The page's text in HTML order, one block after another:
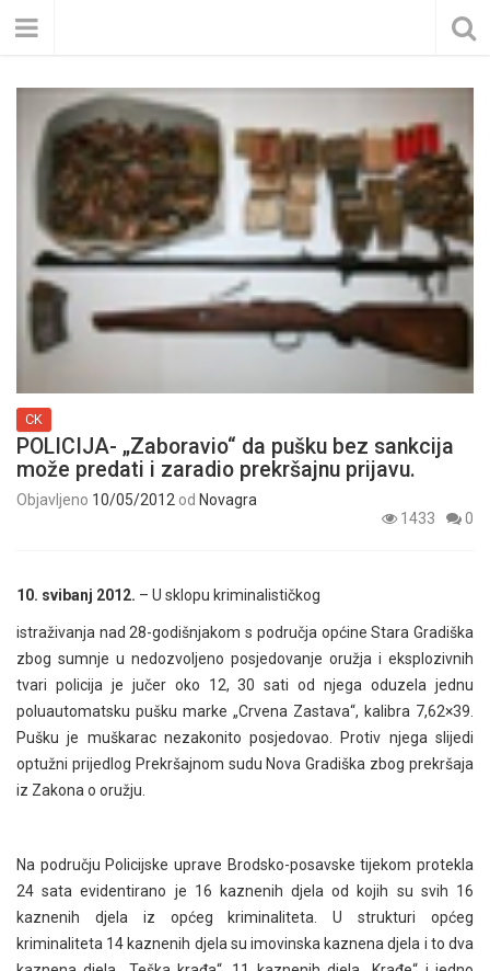
CK
POLICIJA- „Zaboravio“ da pušku bez sankcija
može predati i zaradio prekršajnu prijavu.
Objavljeno 10/05/2012 od Novagra
1433
0
10. svibanj 2012. – U sklopu kriminalističkog
istraživanja nad 28-godišnjakom s područja općine Stara Gradiška
zbog sumnje u nedozvoljeno posjedovanje oružja i eksplozivnih
tvari policija je jučer oko 12, 30 sati od njega oduzela jednu
poluautomatsku pušku marke „Crvena Zastava“, kalibra 7,62×39.
Pušku je muškarac nezakonito posjedovao. Protiv njega slijedi
optužni prijedlog Prekršajnom sudu Nova Gradiška zbog prekršaja
iz Zakona o oružju.
Na području Policijske uprave Brodsko-posavske tijekom protekla
24 sata evidentirano je 16 kaznenih djela od kojih su svih 16
kaznenih djela iz općeg kriminaliteta. U strukturi općeg
kriminaliteta 14 kaznenih djela su imovinska kaznena djela i to dva